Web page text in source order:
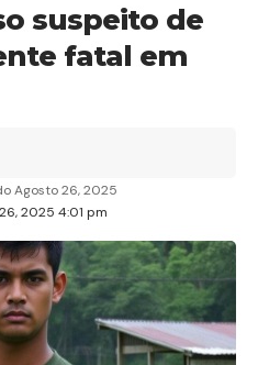
suspeito de
fatal em
2025 4:01 pm
Agosto 26, 2025